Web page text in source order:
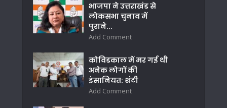
भाजपा ने उत्तराखंड से
लोकसभा चुनाव में
पुराने...
Add Comment
कोविडकाल में मर गई थी
अनेक लोगों की
इंसानियत: शंटी
Add Comment